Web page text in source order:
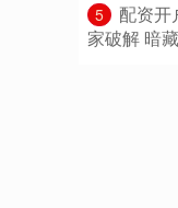
5
配资开
家破解 暗